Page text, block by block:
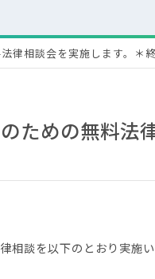
律相談会を実施します。＊
ための無料法
相談を以下のとおり実施